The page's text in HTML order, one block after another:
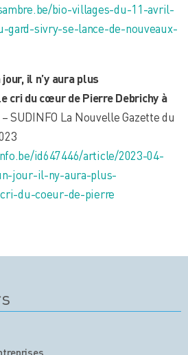
bio-villages-du-11-avril-
gard-sivry-se-lance-de-nouveaux-
il n’y aura plus
cri du cœur de Pierre Debrichy à
– SUDINFO La Nouvelle Gazette du
id647446/article/2023-04-
jour-il-ny-aura-plus-
du-coeur-de-pierre